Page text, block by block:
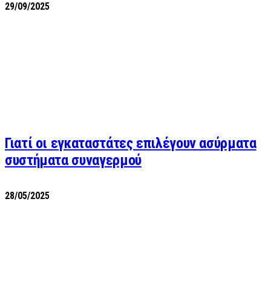
29/09/2025
Γιατί οι εγκαταστάτες επιλέγουν ασύρματα
συστήματα συναγερμού
28/05/2025